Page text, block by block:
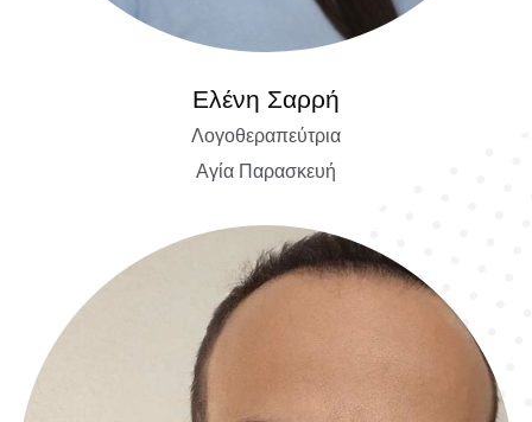
Ελένη Σαρρή
Λογοθεραπεύτρια
Αγία Παρασκευή